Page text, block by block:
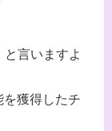
言いますよ
獲得したチ